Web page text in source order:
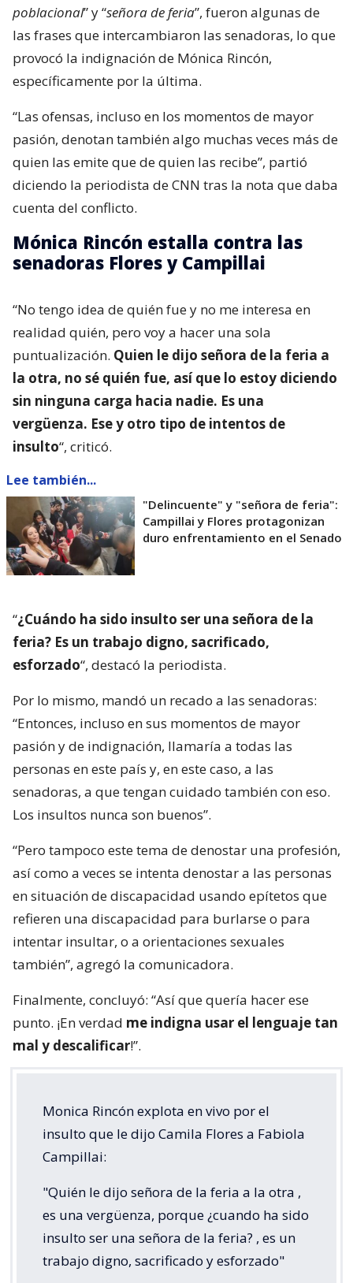
poblacional” y “señora de feria”, fueron algunas de
las frases que intercambiaron las senadoras, lo que
provocó la indignación de Mónica Rincón,
específicamente por la última.
“Las ofensas, incluso en los momentos de mayor
pasión, denotan también algo muchas veces más de
quien las emite que de quien las recibe”, partió
diciendo la periodista de CNN tras la nota que daba
cuenta del conflicto.
Mónica Rincón estalla contra las
senadoras Flores y Campillai
“No tengo idea de quién fue y no me interesa en
realidad quién, pero voy a hacer una sola
puntualización. Quien le dijo señora de la feria a
la otra, no sé quién fue, así que lo estoy diciendo
sin ninguna carga hacia nadie. Es una
vergüenza. Ese y otro tipo de intentos de
insulto“, criticó.
Lee también...
"Delincuente" y "señora de feria":
Campillai y Flores protagonizan
duro enfrentamiento en el Senado
“¿Cuándo ha sido insulto ser una señora de la
feria? Es un trabajo digno, sacrificado,
esforzado“, destacó la periodista.
Por lo mismo, mandó un recado a las senadoras:
“Entonces, incluso en sus momentos de mayor
pasión y de indignación, llamaría a todas las
personas en este país y, en este caso, a las
senadoras, a que tengan cuidado también con eso.
Los insultos nunca son buenos”.
“Pero tampoco este tema de denostar una profesión,
así como a veces se intenta denostar a las personas
en situación de discapacidad usando epítetos que
refieren una discapacidad para burlarse o para
intentar insultar, o a orientaciones sexuales
también”, agregó la comunicadora.
Finalmente, concluyó: “Así que quería hacer ese
punto. ¡En verdad me indigna usar el lenguaje tan
mal y descalificar!”.
Monica Rincón explota en vivo por el
insulto que le dijo Camila Flores a Fabiola
Campillai:
"Quién le dijo señora de la feria a la otra ,
es una vergüenza, porque ¿cuando ha sido
insulto ser una señora de la feria? , es un
trabajo digno, sacrificado y esforzado"